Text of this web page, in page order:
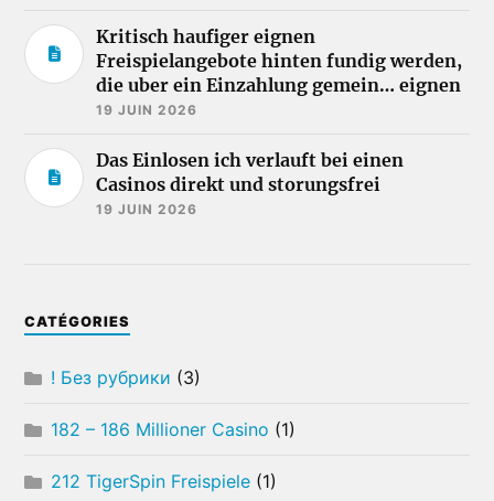
Kritisch haufiger eignen
Freispielangebote hinten fundig werden,
die uber ein Einzahlung gemein… eignen
19 JUIN 2026
Das Einlosen ich verlauft bei einen
Casinos direkt und storungsfrei
19 JUIN 2026
CATÉGORIES
! Без рубрики (3)
182 – 186 Millioner Casino (1)
212 TigerSpin Freispiele (1)